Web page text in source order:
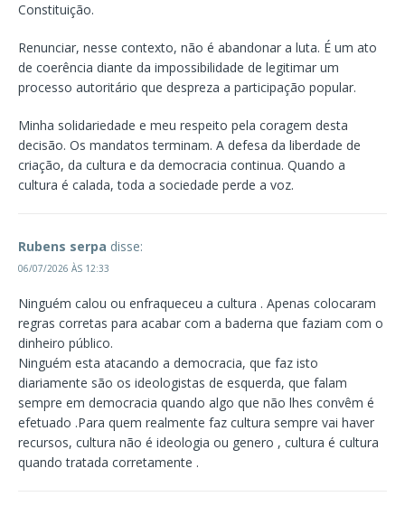
Constituição.
Renunciar, nesse contexto, não é abandonar a luta. É um ato
de coerência diante da impossibilidade de legitimar um
processo autoritário que despreza a participação popular.
Minha solidariedade e meu respeito pela coragem desta
decisão. Os mandatos terminam. A defesa da liberdade de
criação, da cultura e da democracia continua. Quando a
cultura é calada, toda a sociedade perde a voz.
Rubens serpa disse:
06/07/2026 ÀS 12:33
Ninguém calou ou enfraqueceu a cultura . Apenas colocaram
regras corretas para acabar com a baderna que faziam com o
dinheiro público.
Ninguém esta atacando a democracia, que faz isto
diariamente são os ideologistas de esquerda, que falam
sempre em democracia quando algo que não lhes convêm é
efetuado .Para quem realmente faz cultura sempre vai haver
recursos, cultura não é ideologia ou genero , cultura é cultura
quando tratada corretamente .